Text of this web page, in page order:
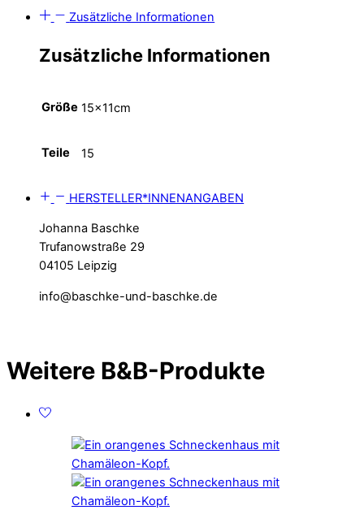
Zusätzliche Informationen
Zusätzliche Informationen
Größe 15x11cm
Teile 15
HERSTELLER*INNENANGABEN
Johanna Baschke
Trufanowstraße 29
04105 Leipzig
info@baschke-und-baschke.de
Weitere B&B-Produkte